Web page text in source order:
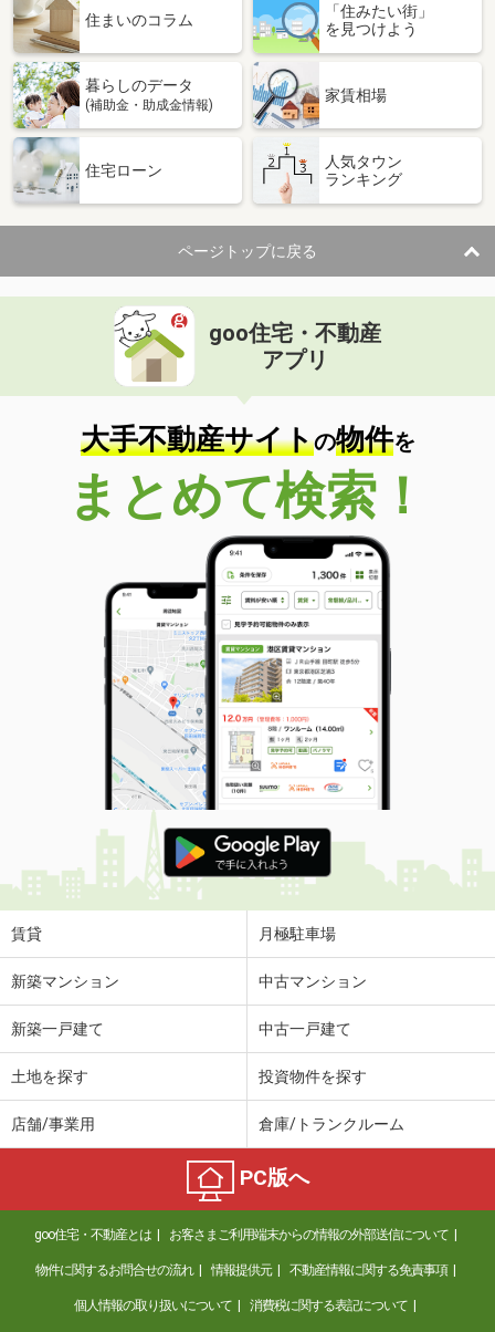
住まいのコラム
「住みたい街」
を見つけよう
暮らしのデータ
(補助金・助成金情報)
家賃相場
住宅ローン
人気タウン
ランキング
ページトップに戻る
goo住宅・不動産
アプリ
大手不動産サイトの物件を
まとめて検索！
賃貸 月極駐車場
新築マンション 中古マンション
新築一戸建て 中古一戸建て
土地を探す 投資物件を探す
店舗/事業用 倉庫/トランクルーム
PC版へ
goo住宅・不動産とは お客さまご利用端末からの情報の外部送信について
物件に関するお問合せの流れ 情報提供元 不動産情報に関する免責事項
個人情報の取り扱いについて 消費税に関する表記について